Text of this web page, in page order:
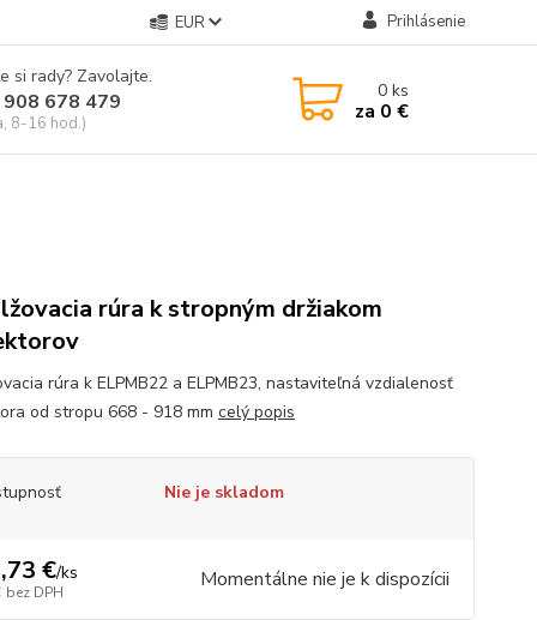
EUR Prihlásenie
si rady? Zavolajte.
678 479
8-16 hod.)
0ks
za 0 €
rúra k stropným držiakom
rúra k ELPMB22 a ELPMB23, nastaviteľná vzdialenosť
od stropu 668 - 918 mm celý popis
Nie je skladom
€/ks
bez DPH Momentálne nie je k dispozícii